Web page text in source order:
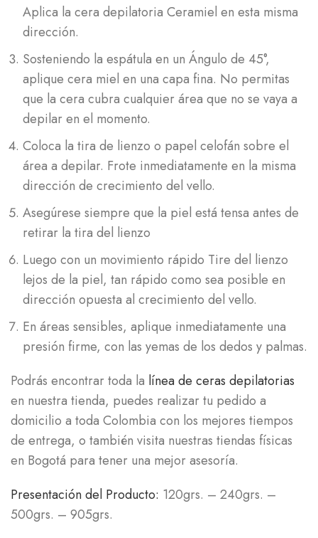
Aplica la cera depilatoria Ceramiel en esta misma
dirección.
Sosteniendo la espátula en un Ángulo de 45°,
aplique cera miel en una capa fina. No permitas
que la cera cubra cualquier área que no se vaya a
depilar en el momento.
Coloca la tira de lienzo o papel celofán sobre el
área a depilar. Frote inmediatamente en la misma
dirección de crecimiento del vello.
Asegúrese siempre que la piel está tensa antes de
retirar la tira del lienzo
Luego con un movimiento rápido Tire del lienzo
lejos de la piel, tan rápido como sea posible en
dirección opuesta al crecimiento del vello.
En áreas sensibles, aplique inmediatamente una
presión firme, con las yemas de los dedos y palmas.
Podrás encontrar toda la línea de ceras depilatorias
en nuestra tienda, puedes realizar tu pedido a
domicilio a toda Colombia con los mejores tiempos
de entrega, o también visita nuestras tiendas físicas
en Bogotá para tener una mejor asesoría.
Presentación del Producto: 120grs. – 240grs. –
500grs. – 905grs.